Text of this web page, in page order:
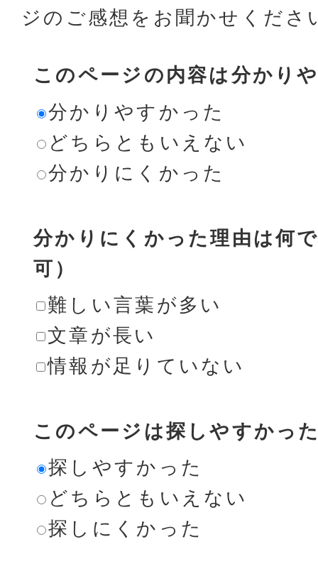
ジのご感想をお聞かせくださ
このページの内容は分かり
分かりやすかった
どちらともいえない
分かりにくかった
分かりにくかった理由は何
可）
難しい言葉が多い
文章が長い
情報が足りていない
このページは探しやすかっ
探しやすかった
どちらともいえない
探しにくかった